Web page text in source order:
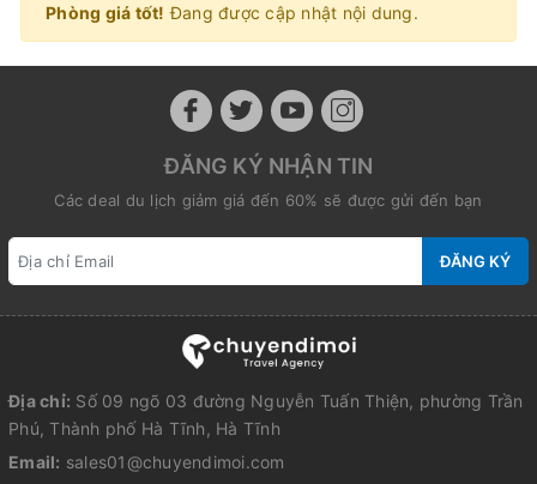
Phòng giá tốt! Đang được cập nhật nội dung.
ĐĂNG KÝ NHẬN TIN
Các deal du lịch giảm giá đến 60% sẽ được gửi đến bạn
ĐĂNG KÝ
Địa chỉ: Số 09 ngõ 03 đường Nguyễn Tuấn Thiện, phường Trần
Phú, Thành phố Hà Tĩnh, Hà Tĩnh
Email: sales01@chuyendimoi.com